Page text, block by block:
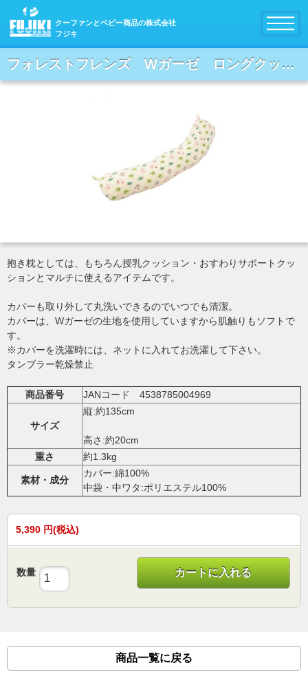
クーファンとベビー商品の株式会社
フジキ
フォレストフレンズ Wガーゼ ロングクッション (イエロー)
抱き枕としては、もちろん授乳クッション・おすわりサポートクッ
ションとマルチに使えるアイテムです。
カバーも取り外して丸洗いできるのでいつでも清潔。
カバーは、Wガーゼの生地を使用していますから肌触りもソフトで
す。
※カバーを洗濯時には、ネットに入れてお洗濯して下さい。
タンブラー乾燥禁止
商品番号 JANコード 4538785004969
サイズ
縦:約135cm
高さ:約20cm
重さ
約1.3kg
素材・成分
カバー:綿100%
中袋・中ワタ:ポリエステル100%
5,390 円(税込)
数量 カートに入れる
商品一覧に戻る